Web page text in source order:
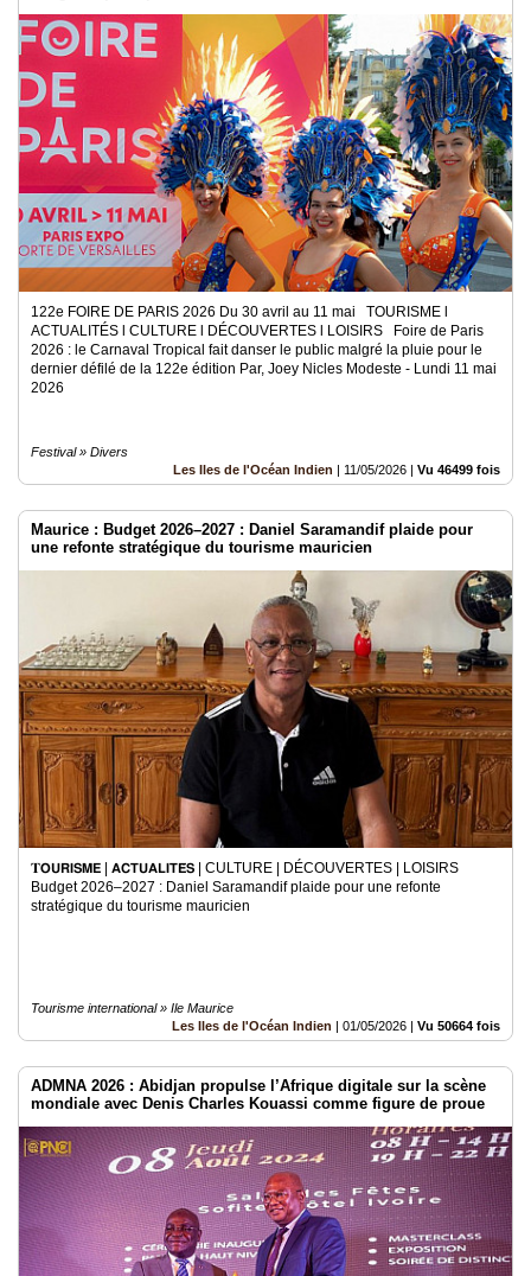
122e FOIRE DE PARIS 2026 Du 30 avril au 11 mai TOURISME l
ACTUALITÉS l CULTURE l DÉCOUVERTES l LOISIRS Foire de Paris
2026 : le Carnaval Tropical fait danser le public malgré la pluie pour le
dernier défilé de la 122e édition Par, Joey Nicles Modeste - Lundi 11 mai
2026
Festival » Divers
Les Iles de l'Océan Indien | 11/05/2026 | Vu 46499 fois
Maurice : Budget 2026–2027 : Daniel Saramandif plaide pour
une refonte stratégique du tourisme mauricien
𝐓𝗢𝗨𝗥𝗜𝗦𝗠𝗘 | 𝗔𝗖𝗧𝗨𝗔𝗟𝗜𝗧𝗘́𝗦 | CULTURE | DÉCOUVERTES | LOISIRS
Budget 2026–2027 : Daniel Saramandif plaide pour une refonte
stratégique du tourisme mauricien
Tourisme international » Ile Maurice
Les Iles de l'Océan Indien | 01/05/2026 | Vu 50664 fois
ADMNA 2026 : Abidjan propulse l’Afrique digitale sur la scène
mondiale avec Denis Charles Kouassi comme figure de proue